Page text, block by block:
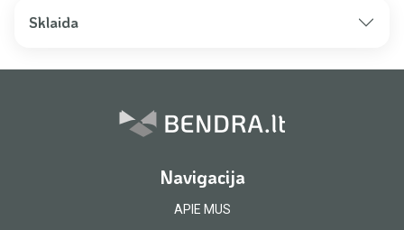
Sklaida
Navigacija
APIE MUS